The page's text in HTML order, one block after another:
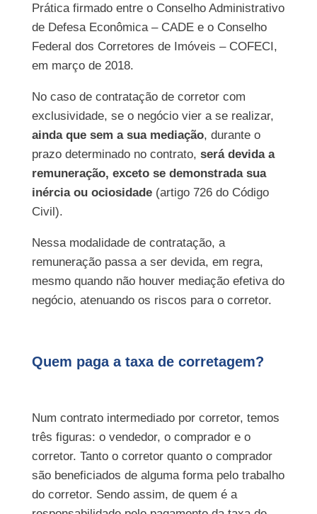
Prática firmado entre o Conselho Administrativo
de Defesa Econômica – CADE e o Conselho
Federal dos Corretores de Imóveis – COFECI,
em março de 2018.
No caso de contratação de corretor com
exclusividade, se o negócio vier a se realizar,
ainda que sem a sua mediação, durante o
prazo determinado no contrato, será devida a
remuneração, exceto se demonstrada sua
inércia ou ociosidade(artigo 726 do Código
Civil).
Nessa modalidade de contratação, a
remuneração passa a ser devida, em regra,
mesmo quando não houver mediação efetiva do
negócio, atenuando os riscos para o corretor.
Quem paga a taxa de corretagem?
Num contrato intermediado por corretor, temos
três figuras: o vendedor, o comprador e o
corretor. Tanto o corretor quanto o comprador
são beneficiados de alguma forma pelo trabalho
do corretor. Sendo assim, de quem é a